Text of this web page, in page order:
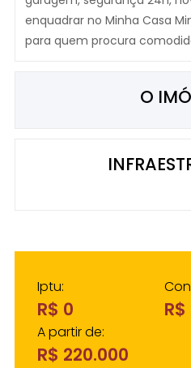
enquadrar no Minha Casa
para quem procura
O
Iptu:
R$ 0
A partir de:
R$ 220.000